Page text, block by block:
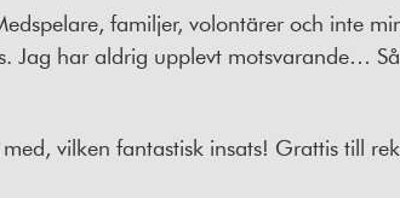
familjer, volontärer och inte
Jag har aldrig upplevt motsvarande…
vilken fantastisk insats! Grattis till